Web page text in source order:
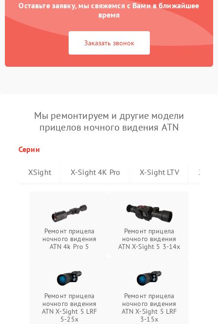
Оставьте заявку, мы свяжемся с Вами в ближайшее
время
Заказать звонок
Мы ремонтируем и другие модели
прицелов ночного видения ATN
Серии
XSight X-Sight 4K Pro X-Sight LTV X-
Ремонт прицела
ночного видения
ATN 4k Pro 5
Ремонт прицела
ночного видения
ATN X-Sight 5 3-14x
Ремонт прицела
ночного видения
ATN X-Sight 5 LRF
5-25x
Ремонт прицела
ночного видения
ATN X-Sight 5 LRF
3-15x